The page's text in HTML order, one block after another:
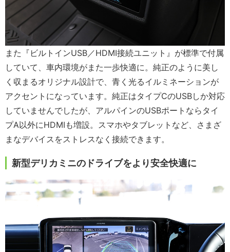
また『ビルトインUSB／HDMI接続ユニット』が標準で付属
していて、車内環境がまた一歩快適に。純正のように美し
く収まるオリジナル設計で、青く光るイルミネーションが
アクセントになっています。純正はタイプCのUSBしか対応
していませんでしたが、アルパインのUSBポートならタイ
プA以外にHDMIも増設。スマホやタブレットなど、さまざ
まなデバイスをストレスなく接続できます。
新型デリカミニのドライブをより安全快適に